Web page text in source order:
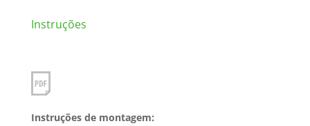
Instruções
Instruções de montagem: